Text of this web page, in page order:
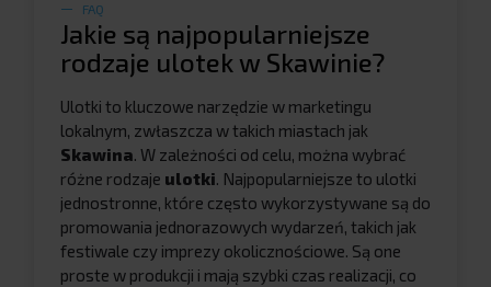
FAQ
Jakie są najpopularniejsze
rodzaje ulotek w Skawinie?
Ulotki to kluczowe narzędzie w marketingu
lokalnym, zwłaszcza w takich miastach jak
Skawina. W zależności od celu, można wybrać
różne rodzaje ulotki. Najpopularniejsze to ulotki
jednostronne, które często wykorzystywane są do
promowania jednorazowych wydarzeń, takich jak
festiwale czy imprezy okolicznościowe. Są one
proste w produkcji i mają szybki czas realizacji, co